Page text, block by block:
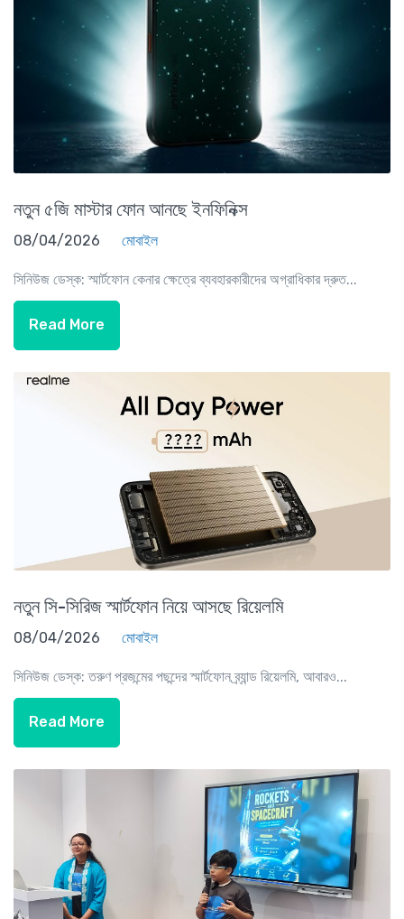
নতুন ৫জি মাস্টার ফোন আনছে ইনফিনিক্স
08/04/2026 মোবাইল
সিনিউজ ডেস্ক: স্মার্টফোন কেনার ক্ষেত্রে ব্যবহারকারীদের অগ্রাধিকার দ্রুত...
Read More
নতুন সি-সিরিজ স্মার্টফোন নিয়ে আসছে রিয়েলমি
08/04/2026 মোবাইল
সিনিউজ ডেস্ক: তরুণ প্রজন্মের পছন্দের স্মার্টফোন ব্র্যান্ড রিয়েলমি, আবারও...
Read More